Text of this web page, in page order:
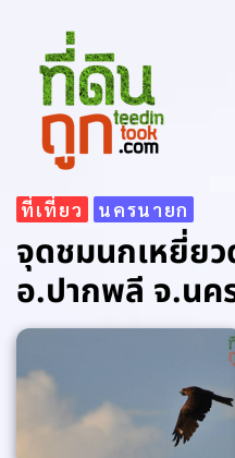
content
ที่ดินถูก
ที่เที่ยว นครนายก
จุดชมนกเหยี่ย
อ.ปากพลี จ.นค